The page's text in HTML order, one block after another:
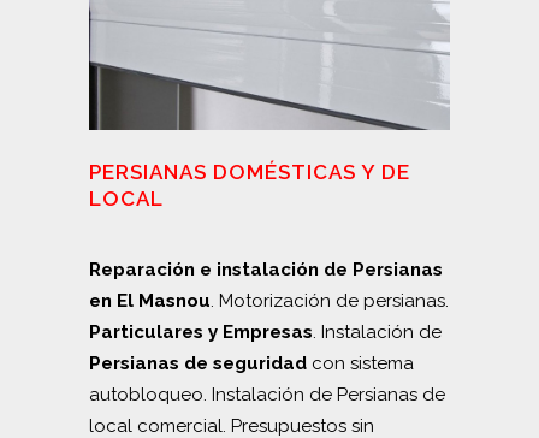
PERSIANAS DOMÉSTICAS Y DE
LOCAL
Reparación e instalación de Persianas
en El Masnou. Motorización de persianas.
Particulares y Empresas. Instalación de
Persianas de seguridad con sistema
autobloqueo. Instalación de Persianas de
local comercial. Presupuestos sin